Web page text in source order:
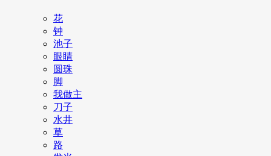
花
钟
池子
眼睛
圆珠
脚
我做主
刀子
水井
草
路